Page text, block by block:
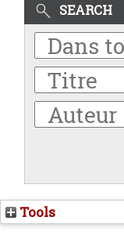
SEARCH
Tools